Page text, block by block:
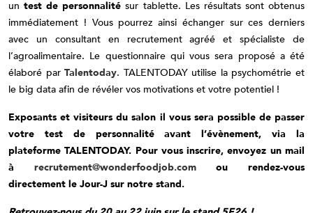
untest de personnalité sur tablette. Les résultats sont obtenus
immédiatement ! Vous pourrez ainsi échanger sur ces derniers
avec un consultant en recrutement agréé et spécialiste de
l’agroalimentaire. Le questionnaire qui vous sera proposé a été
élaboré parTalentoday. TALENTODAY utilise la psychométrie et
le big data afin de révéler vos motivations et votre potentiel !
Exposants et visiteurs du salon il vous sera possible de passer
votre test de personnalité avant l’évènement, via la
plateforme TALENTODAY. Pour vous inscrire, envoyez un mail
à recrutement@wonderfoodjob.comou rendez-vous
directement le Jour-J sur notre stand.